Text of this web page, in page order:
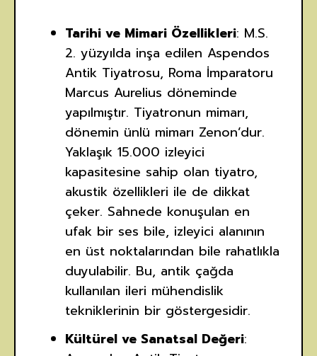
Tarihi ve Mimari Özellikleri: M.S.
2. yüzyılda inşa edilen Aspendos
Antik Tiyatrosu, Roma İmparatoru
Marcus Aurelius döneminde
yapılmıştır. Tiyatronun mimarı,
dönemin ünlü mimarı Zenon’dur.
Yaklaşık 15.000 izleyici
kapasitesine sahip olan tiyatro,
akustik özellikleri ile de dikkat
çeker. Sahnede konuşulan en
ufak bir ses bile, izleyici alanının
en üst noktalarından bile rahatlıkla
duyulabilir. Bu, antik çağda
kullanılan ileri mühendislik
tekniklerinin bir göstergesidir.
Kültürel ve Sanatsal Değeri: